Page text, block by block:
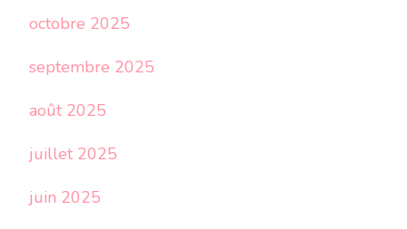
octobre 2025
septembre 2025
août 2025
juillet 2025
juin 2025